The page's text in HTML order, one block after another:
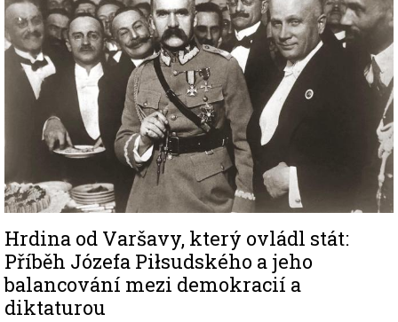
Hrdina od Varšavy, který ovládl stát:
Příběh Józefa Piłsudského a jeho
balancování mezi demokracií a
diktaturou